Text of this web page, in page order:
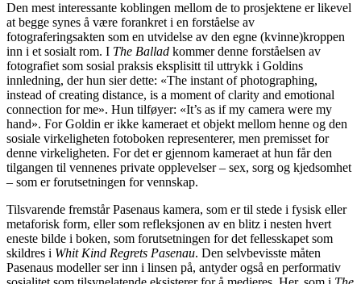
Den mest interessante koblingen mellom de to prosjektene er likevel
at begge synes å være forankret i en forståelse av
fotograferingsakten som en utvidelse av den egne (kvinne)kroppen
inn i et sosialt rom. I The Ballad kommer denne forståelsen av
fotografiet som sosial praksis eksplisitt til uttrykk i Goldins
innledning, der hun sier dette: «The instant of photographing,
instead of creating distance, is a moment of clarity and emotional
connection for me». Hun tilføyer: «It’s as if my camera were my
hand». For Goldin er ikke kameraet et objekt mellom henne og den
sosiale virkeligheten fotoboken representerer, men premisset for
denne virkeligheten. For det er gjennom kameraet at hun får den
tilgangen til vennenes private opplevelser – sex, sorg og kjedsomhet
– som er forutsetningen for vennskap.
Tilsvarende fremstår Pasenaus kamera, som er til stede i fysisk eller
metaforisk form, eller som refleksjonen av en blitz i nesten hvert
eneste bilde i boken, som forutsetningen for det fellesskapet som
skildres i Whit Kind Regrets Pasenau. Den selvbevisste måten
Pasenaus modeller ser inn i linsen på, antyder også en performativ